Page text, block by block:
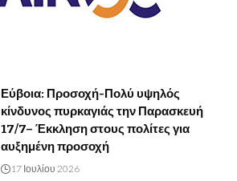
Εύβοια: Προσοχή-Πολύ υψηλός
κίνδυνος πυρκαγιάς την Παρασκευή
17/7– Έκκληση στους πολίτες για
αυξημένη προσοχή
17 Ιουλίου 2026